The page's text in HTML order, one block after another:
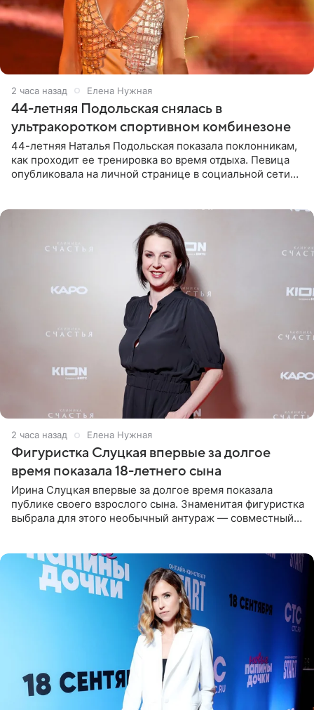
2 часа назад Елена Нужная
44-летняя Подольская снялась в
ультракоротком спортивном комбинезоне
44-летняя Наталья Подольская показала поклонникам,
как проходит ее тренировка во время отдыха. Певица
опубликовала на личной странице в социальной сети
2 часа назад Елена Нужная
Фигуристка Слуцкая впервые за долгое
время показала 18-летнего сына
Ирина Слуцкая впервые за долгое время показала
публике своего взрослого сына. Знаменитая фигуристка
выбрала для этого необычный антураж — совместный